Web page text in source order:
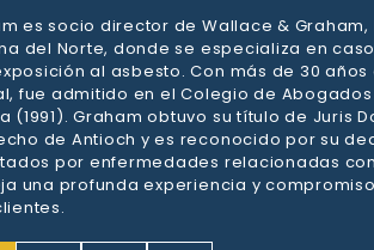
es socio director de Wallace & Graham,
del Norte, donde se especializa en
al asbesto. Con más de 30 años
fue admitido en el Colegio de Abogados
(1991). Graham obtuvo su título de Juris
de Antioch y es reconocido por su
por enfermedades relacionadas
una profunda experiencia y